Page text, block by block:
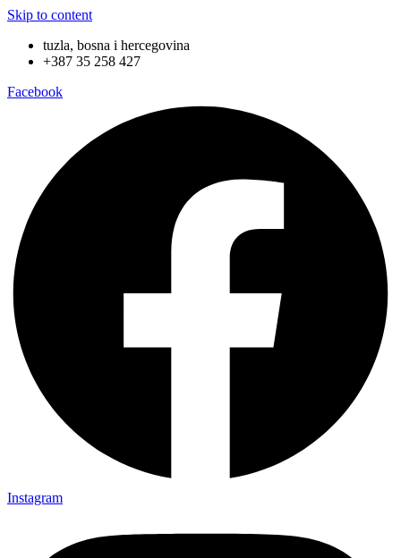
Skip to content
tuzla, bosna i hercegovina
+387 35 258 427
Facebook
Instagram